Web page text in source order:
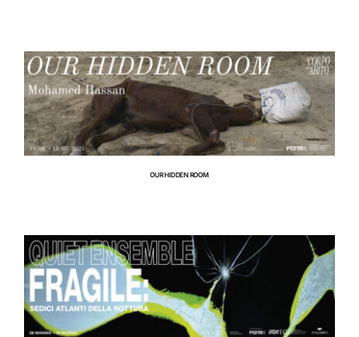
RIFUGIO DIGITALE MOSTRE
OUR HIDDEN ROOM
RIFUGIO DIGITALE MOSTRE